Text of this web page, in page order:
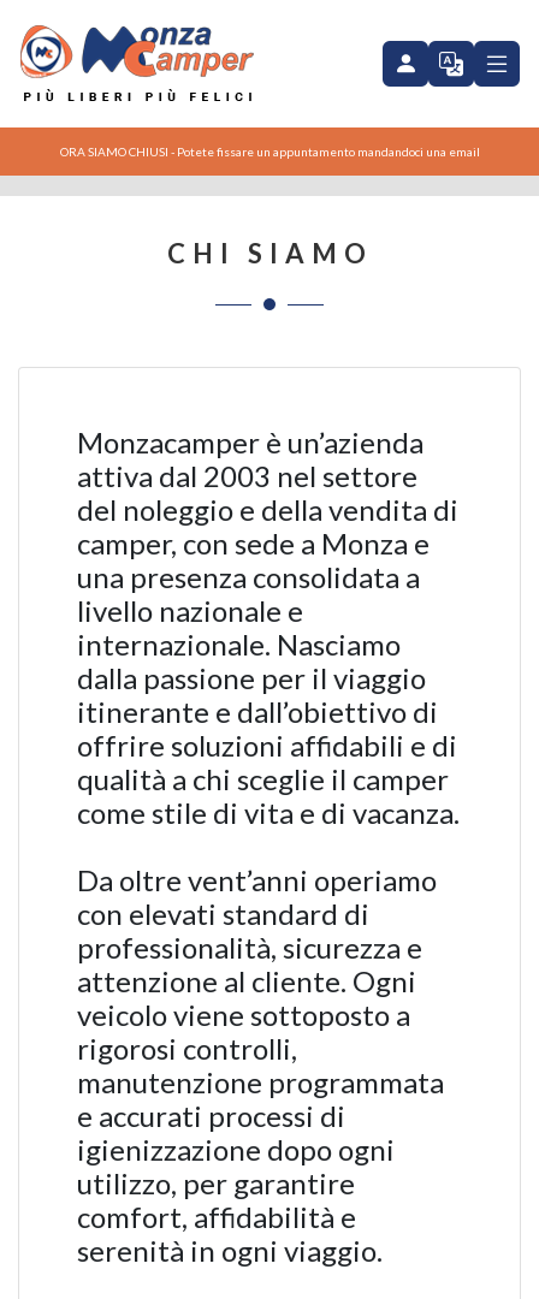
ORA SIAMO CHIUSI - Potete fissare un appuntamento mandandoci una email
CHI SIAMO
Monzacamper è un’azienda
attiva dal 2003 nel settore
del noleggio e della vendita di
camper, con sede a Monza e
una presenza consolidata a
livello nazionale e
internazionale. Nasciamo
dalla passione per il viaggio
itinerante e dall’obiettivo di
offrire soluzioni affidabili e di
qualità a chi sceglie il camper
come stile di vita e di vacanza.
Da oltre vent’anni operiamo
con elevati standard di
professionalità, sicurezza e
attenzione al cliente. Ogni
veicolo viene sottoposto a
rigorosi controlli,
manutenzione programmata
e accurati processi di
igienizzazione dopo ogni
utilizzo, per garantire
comfort, affidabilità e
serenità in ogni viaggio.